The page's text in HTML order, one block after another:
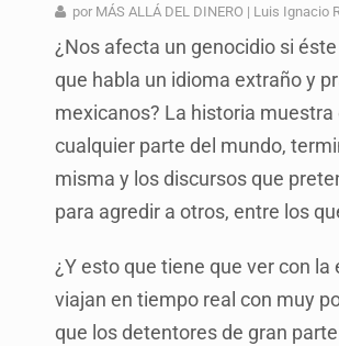
Ex policía es
Vecinos de
Reporta 627
SSPC,
Proponen
Identifican a
Capturan a
por MÁS ALLÁ DEL DINERO | Luis Ignacio
¿Nos afecta un genocidio si
que habla un idioma extraño y
mexicanos? La historia
cualquier parte del mundo,
misma y los discursos que
para agredir a otros, entre los
¿Y esto que tiene que ver con
viajan en tiempo real con muy
que los detentores de gran